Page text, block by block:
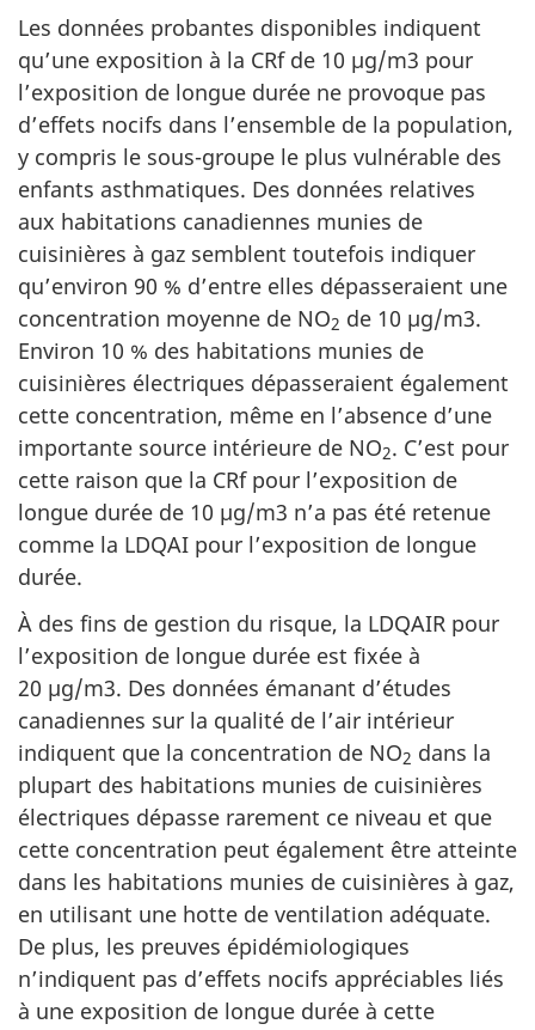
Les données probantes disponibles indiquent
qu’une exposition à la CRf de 10 µg/m3 pour
l’exposition de longue durée ne provoque pas
d’effets nocifs dans l’ensemble de la population,
y compris le sous-groupe le plus vulnérable des
enfants asthmatiques. Des données relatives
aux habitations canadiennes munies de
cuisinières à gaz semblent toutefois indiquer
qu’environ 90 % d’entre elles dépasseraient une
concentration moyenne de NO2 de 10 µg/m3.
Environ 10 % des habitations munies de
cuisinières électriques dépasseraient également
cette concentration, même en l’absence d’une
importante source intérieure de NO2. C’est pour
cette raison que la CRf pour l’exposition de
longue durée de 10 µg/m3 n’a pas été retenue
comme la LDQAI pour l’exposition de longue
durée.
À des fins de gestion du risque, la LDQAIR pour
l’exposition de longue durée est fixée à
20 µg/m3. Des données émanant d’études
canadiennes sur la qualité de l’air intérieur
indiquent que la concentration de NO2 dans la
plupart des habitations munies de cuisinières
électriques dépasse rarement ce niveau et que
cette concentration peut également être atteinte
dans les habitations munies de cuisinières à gaz,
en utilisant une hotte de ventilation adéquate.
De plus, les preuves épidémiologiques
n’indiquent pas d’effets nocifs appréciables liés
à une exposition de longue durée à cette